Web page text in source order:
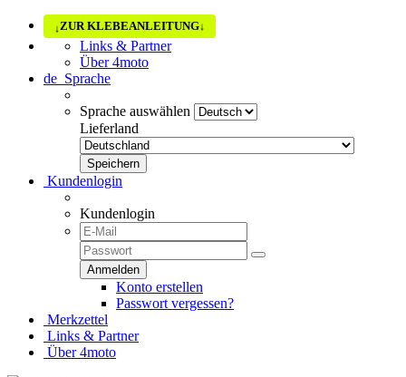
↓ZUR KLEBEANLEITUNG↓
Links & Partner
Über 4moto
de Sprache
Sprache auswählen
Lieferland
Kundenlogin
Kundenlogin
Konto erstellen
Passwort vergessen?
Merkzettel
Links & Partner
Über 4moto